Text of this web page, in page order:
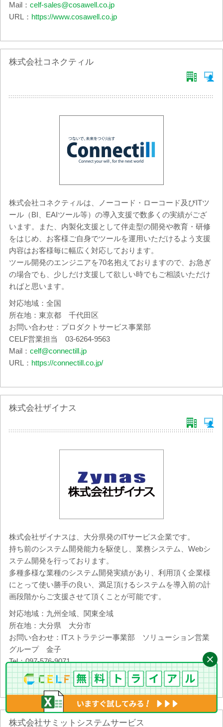
Mail： celf-sales@cosawell.co.jp
URL： https://www.cosawell.co.jp
株式会社コネクティル
株式会社コネクティルは、ノーコード・ローコード及びITツ
ール（BI、EAIツール等）の導入支援で数多くの実績がござ
います。また、内製化支援として伴走型の開発や教育・研修
をはじめ、お客様ご自身でツールを運用いただけるよう支援
内容はお客様毎に幅広く対応しております。
ツール開発のエンジニアを70名抱えておりますので、お急ぎ
の場合でも、少しだけ支援して欲しい時でもご相談いただけ
ればと思います。
対応地域：全国
所在地：東京都 千代田区
お問い合わせ：プロダクトサービス事業部
CELF営業担当 03-6264-9563
Mail： celf@connectill.jp
URL： https://connectill.co.jp/
株式会社ザイナス
株式会社ザイナスは、大分県発のITサービス企業です。
持ち前のシステム開発能力を駆使し、業務システム、Webシ
ステム開発を行っております。
多種多様な業種のシステム開発実績があり、利用頂く企業様
にとって使い勝手の良い、満足頂けるシステムを導入前の計
画段階からご支援させて頂くことが可能です。
対応地域：九州全域、関東全域
所在地：大分県 大分市
お問い合わせ：ITストラテジー事業部 ソリューション営業
グループ 金子
Tel：097-576-9071
URL：https://www.zynas.co.jp/
株式会社サミットシステムサービス